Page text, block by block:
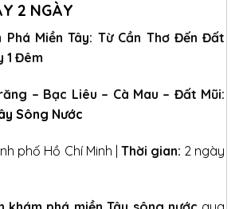
2 NGÀY
Phá Miền Tây: Từ Cần Thơ Đến Đất
1 Đêm
– Bạc Liêu – Cà Mau – Đất Mũi:
Sông Nước
phố Hồ Chí Minh | Thời gian: 2 ngày